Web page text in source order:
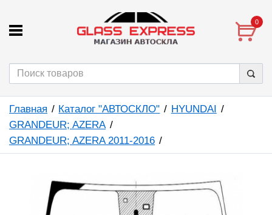
0
Главная Каталог "АВТОСКЛО"
HYUNDAI
GRANDEUR; AZERA
GRANDEUR; AZERA 2011-2016